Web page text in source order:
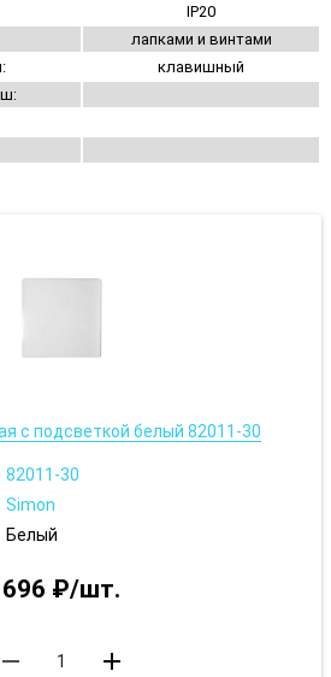
IP20
лапками и винтами
клавишный
с подсветкой белый 82011-30
82011-30
Simon
Белый
696 ₽/шт.
remove add